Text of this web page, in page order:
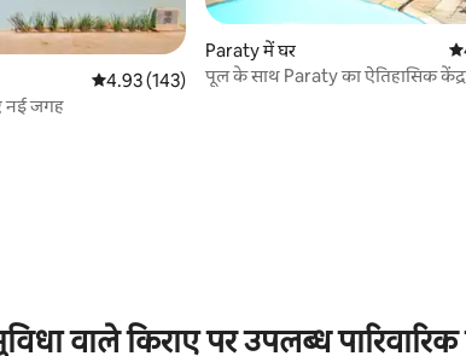
औसत रेटिंग 5 में से 4.93, 143 समीक्षाएँ
4.93 (143)
नई जगह
Paraty में घर
पूल के साथ Paraty का ऐतिहासिक केंद्र
वाले किराए पर उपलब्ध पारिवारिक